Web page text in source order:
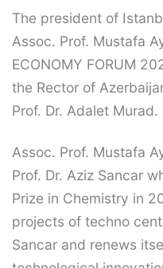
The president of
Assoc. Prof. Mustafa
ECONOMY FORUM
the Rector of
Prof. Dr. Adalet Murad.
Assoc. Prof. Mustafa
Prof. Dr. Aziz Sancar
Prize in Chemistry in
projects of techno
Sancar and renews